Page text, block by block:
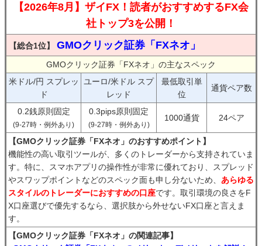
【2026年8月】ザイFX！読者がおすすめするFX会
社トップ3を公開！
【総合1位】 GMOクリック証券「FXネオ」
GMOクリック証券「FXネオ」の主なスペック
米ドル/円 スプレッ
ド
ユーロ/米ドル スプ
レッド
最低取引単
位
通貨ペア数
0.2銭原則固定
(9-27時・例外あり)
0.3pips原則固定
(9-27時・例外あり)
1000通貨 24ペア
【GMOクリック証券「FXネオ」のおすすめポイント】
機能性の高い取引ツールが、多くのトレーダーから支持されていま
す。特に、スマホアプリの操作性が非常に優れており、スプレッド
やスワップポイントなどのスペック面も申し分ないため、 あらゆる
スタイルのトレーダーにおすすめの口座です。取引環境の良さをF
X口座選びで優先するなら、選択肢から外せないFX口座と言えま
す。
【GMOクリック証券「FXネオ」の関連記事】